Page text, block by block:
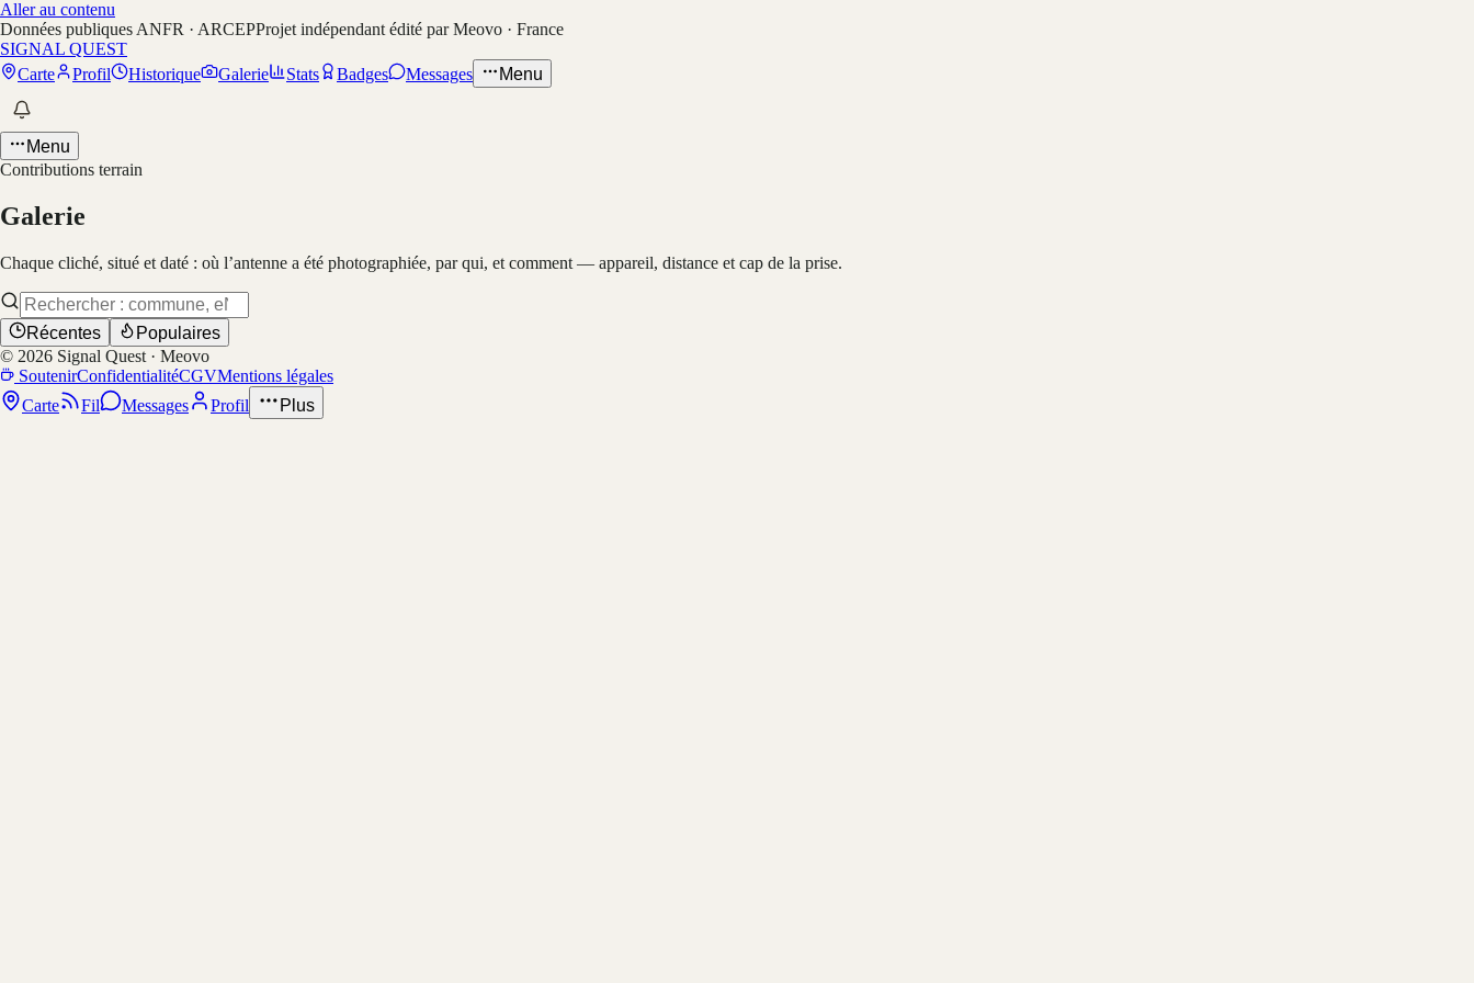
Aller au contenu
Données publiques ANFR · ARCEPProjet indépendant édité par Meovo · France
SIGNAL QUEST
Carte
Profil Historique Galerie Stats Badges Messages Menu
Menu
Contributions terrain
Galerie
Chaque cliché, situé et daté : où l’antenne a été photographiée, par qui, et comment — appareil, distance et cap de la prise.
Récentes
Populaires
© 2026 Signal Quest · Meovo
SoutenirConfidentialitéCGVMentions légales
Carte
Fil Messages Profil Plus